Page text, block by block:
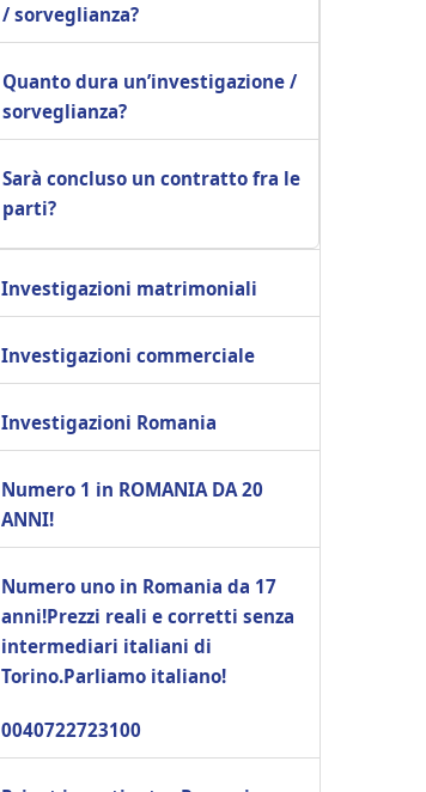
/ sorveglianza?
Quanto dura un’investigazione /
sorveglianza?
Sarà concluso un contratto fra le
parti?
Investigazioni matrimoniali
Investigazioni commerciale
Investigazioni Romania
Numero 1 in ROMANIA DA 20
ANNI!
Numero uno in Romania da 17
anni!Prezzi reali e corretti senza
intermediari italiani di
Torino.Parliamo italiano!
0040722723100